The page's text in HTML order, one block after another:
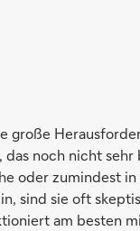
große
das noch nicht
oder zumindest
sind sie oft
am besten